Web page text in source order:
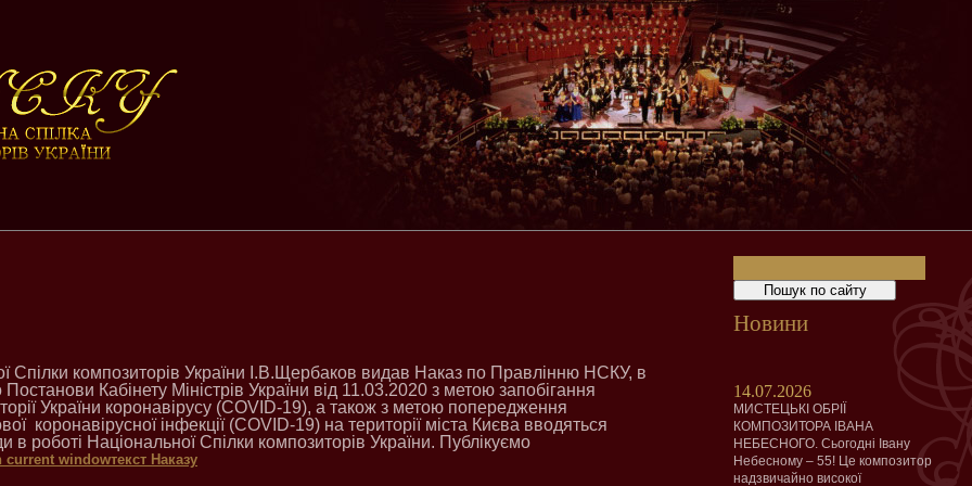
Новини
14.07.2026
МИСТЕЦЬКІ ОБРІЇ
КОМПОЗИТОРА ІВАНА
НЕБЕСНОГО. Сьогодні Івану
Небесному – 55! Це композитор
надзвичайно високої
Спілки композиторів України І.В.Щербаков видав Наказ по Правлінню НСКУ, в
Кабінету Міністрів України від 11.03.2020 з метою запобігання
України коронавірусу (COVID-19), а також з метою попередження
коронавірусної інфекції (COVID-19) на території міста Києва вводяться
в роботі Національної Спілки композиторів України. Публікуємо
текст Наказу